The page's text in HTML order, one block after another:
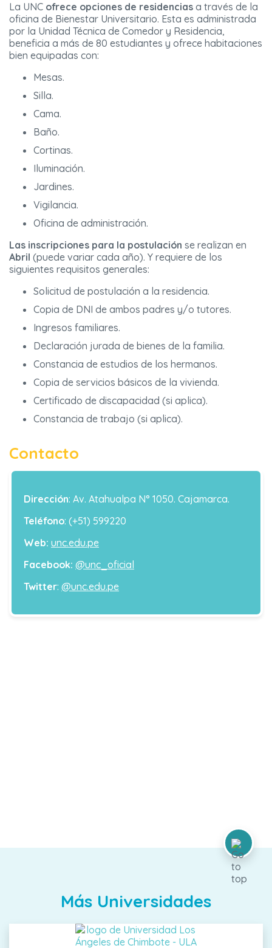
La UNC ofrece opciones de residencias a través de la
oficina de Bienestar Universitario. Esta es administrada
por la Unidad Técnica de Comedor y Residencia,
beneficia a más de 80 estudiantes y ofrece habitaciones
bien equipadas con:
Mesas.
Silla.
Cama.
Baño.
Cortinas.
Iluminación.
Jardines.
Vigilancia.
Oficina de administración.
Las inscripciones para la postulación se realizan en
Abril (puede variar cada año). Y requiere de los
siguientes requisitos generales:
Solicitud de postulación a la residencia.
Copia de DNI de ambos padres y/o tutores.
Ingresos familiares.
Declaración jurada de bienes de la familia.
Constancia de estudios de los hermanos.
Copia de servicios básicos de la vivienda.
Certificado de discapacidad (si aplica).
Constancia de trabajo (si aplica).
Contacto
Dirección: Av. Atahualpa N° 1050. Cajamarca.
Teléfono: (+51) 599220
Web: unc.edu.pe
Facebook: @unc_oficial
Twitter: @unc.edu.pe
Más Universidades